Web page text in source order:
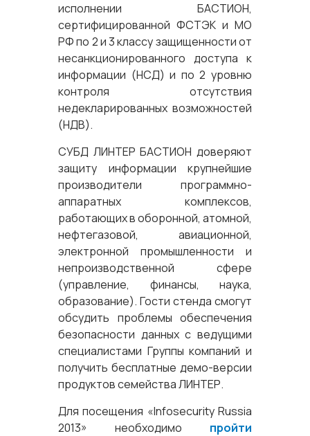
исполнении БАСТИОН,
сертифицированной ФСТЭК и МО
РФ по 2 и 3 классу защищенности от
несанкционированного доступа к
информации (НСД) и по 2 уровню
контроля отсутствия
недекларированных возможностей
(НДВ).
СУБД ЛИНТЕР БАСТИОН доверяют
защиту информации крупнейшие
производители программно-
аппаратных комплексов,
работающих в оборонной, атомной,
нефтегазовой, авиационной,
электронной промышленности и
непроизводственной сфере
(управление, финансы, наука,
образование). Гости стенда смогут
обсудить проблемы обеспечения
безопасности данных с ведущими
специалистами Группы компаний и
получить бесплатные демо-версии
продуктов семейства ЛИНТЕР.
Для посещения «Infosecurity Russia
2013» необходимо пройти